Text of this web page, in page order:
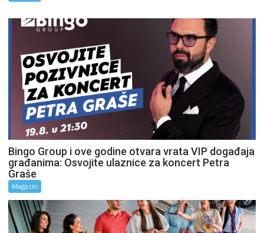
Bingo Group i ove godine otvara vrata VIP događaja
građanima: Osvojite ulaznice za koncert Petra
Graše
Magazin